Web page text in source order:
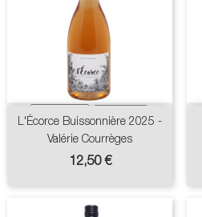
L'Écorce Buissonnière 2025 -
Valérie Courrèges
Prix
12,50 €